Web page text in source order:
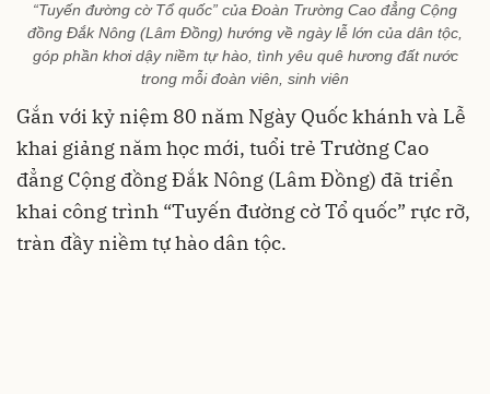
“Tuyến đường cờ Tổ quốc” của Đoàn Trường Cao đẳng Cộng
đồng Đắk Nông (Lâm Đồng) hướng về ngày lễ lớn của dân tộc,
góp phần khơi dậy niềm tự hào, tình yêu quê hương đất nước
trong mỗi đoàn viên, sinh viên
Gắn với kỷ niệm 80 năm Ngày Quốc khánh và Lễ
khai giảng năm học mới, tuổi trẻ Trường Cao
đẳng Cộng đồng Đắk Nông (Lâm Đồng) đã triển
khai công trình “Tuyến đường cờ Tổ quốc” rực rỡ,
tràn đầy niềm tự hào dân tộc.